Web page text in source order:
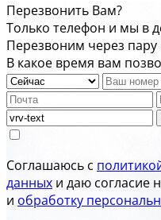
Перезвонить Вам?
Только телефон и мы в
Перезвоним через пару
В какое время вам
Соглашаюсь с
данных и даю согласие
и обработку